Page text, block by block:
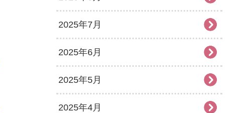
2025年7月
2025年6月
2025年5月
2025年4月